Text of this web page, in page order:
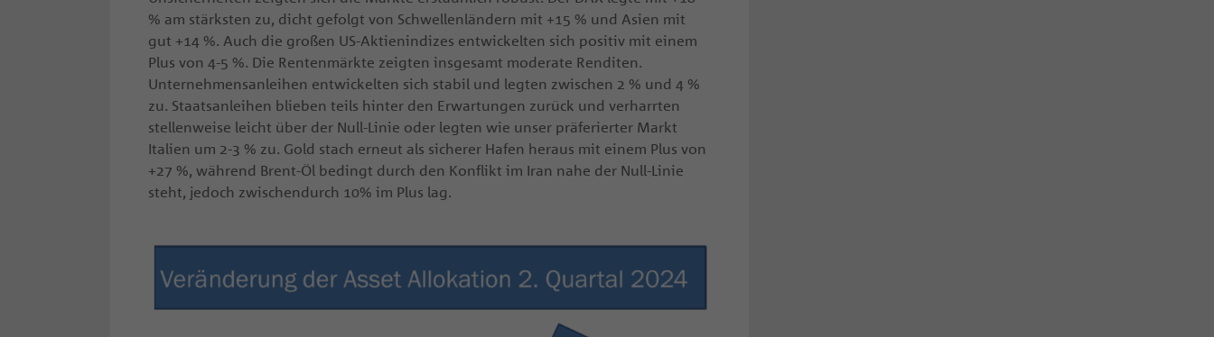
% am stärksten zu, dicht gefolgt von Schwellenländern mit +15 % und Asien mit
gut +14 %. Auch die großen US-Aktienindizes entwickelten sich positiv mit einem
Plus von 4-5 %. Die Rentenmärkte zeigten insgesamt moderate Renditen.
Unternehmensanleihen entwickelten sich stabil und legten zwischen 2 % und 4 %
zu. Staatsanleihen blieben teils hinter den Erwartungen zurück und verharrten
stellenweise leicht über der Null-Linie oder legten wie unser präferierter Markt
Italien um 2-3 % zu. Gold stach erneut als sicherer Hafen heraus mit einem Plus von
+27 %, während Brent-Öl bedingt durch den Konflikt im Iran nahe der Null-Linie
steht, jedoch zwischendurch 10% im Plus lag.